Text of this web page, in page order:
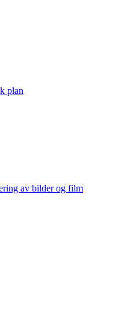
plan
av bilder og film